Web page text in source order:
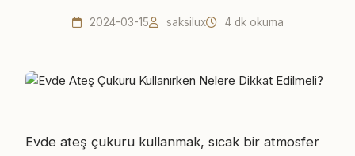
2024-03-15 saksilux 4 dk okuma
Evde ateş çukuru kullanmak, sıcak bir atmosfer